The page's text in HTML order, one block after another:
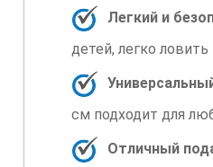
Легкий и
детей, легко ловить
см подходит для
Отличный